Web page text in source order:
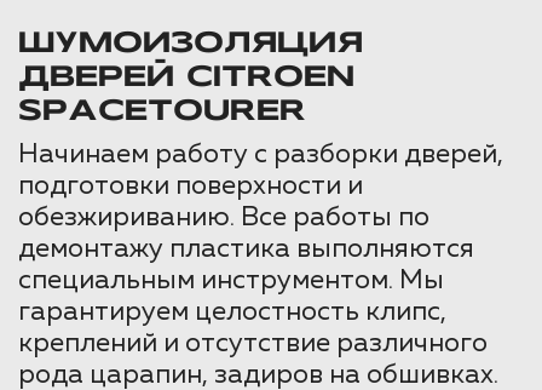
ШУМОИЗОЛЯЦИЯ
ДВЕРЕЙ CITROEN
SPACETOURER
Начинаем работу с разборки дверей,
подготовки поверхности и
обезжириванию. Все работы по
демонтажу пластика выполняются
специальным инструментом. Мы
гарантируем целостность клипс,
креплений и отсутствие различного
рода царапин, задиров на обшивках.